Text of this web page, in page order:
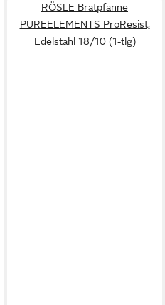
RÖSLE Bratpfanne
PUREELEMENTS ProResist,
Edelstahl 18/10 (1-tlg)